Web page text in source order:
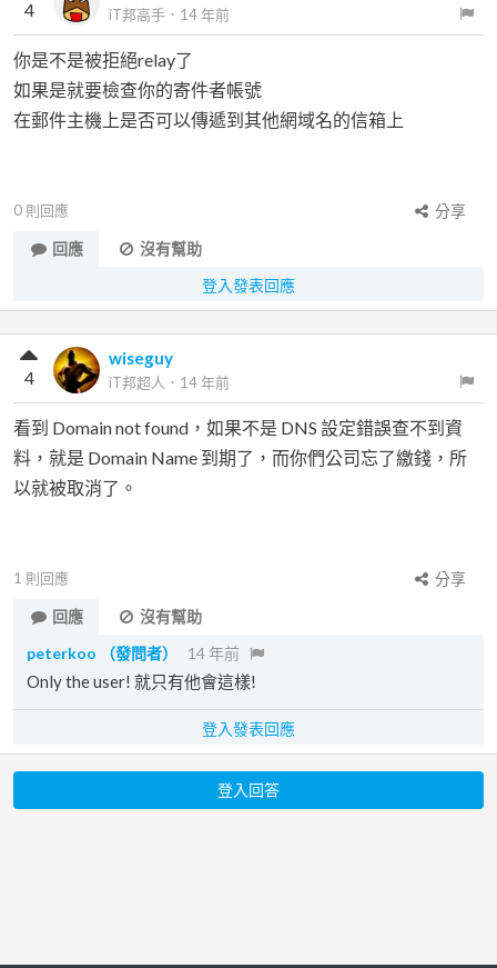
iT邦高手 ． 14 年前
4
你是不是被拒絕relay了
如果是就要檢查你的寄件者帳號
在郵件主機上是否可以傳遞到其他網域名的信箱上
0 則回應
分享
回應
沒有幫助
登入發表回應
wiseguy
iT邦超人 ． 14 年前
4
看到 Domain not found，如果不是 DNS 設定錯誤查不到資
料，就是 Domain Name 到期了，而你們公司忘了繳錢，所
以就被取消了。
1 則回應
分享
回應
沒有幫助
peterkoo
（發問者） 14 年前
Only the user! 就只有他會這樣!
登入發表回應
登入回答